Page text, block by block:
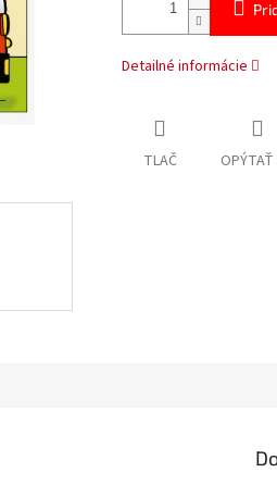
Detailné informácie
TLAČ OPÝTAŤ